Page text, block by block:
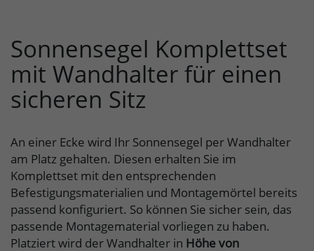
Sonnensegel Komplettset
mit Wandhalter für einen
sicheren Sitz
An einer Ecke wird Ihr Sonnensegel per Wandhalter
am Platz gehalten. Diesen erhalten Sie im
Komplettset mit den entsprechenden
Befestigungsmaterialien und Montagemörtel bereits
passend konfiguriert. So können Sie sicher sein, das
passende Montagematerial vorliegen zu haben.
Platziert wird der Wandhalter in Höhe von